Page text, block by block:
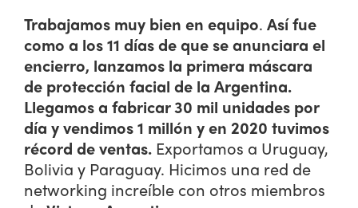
Trabajamos muy bien en equipo. Así fue
como a los 11 días de que se anunciara el
encierro, lanzamos la primera máscara
de protección facial de la Argentina.
Llegamos a fabricar 30 mil unidades por
día y vendimos 1 millón y en 2020 tuvimos
récord de ventas. Exportamos a Uruguay,
Bolivia y Paraguay. Hicimos una red de
networking increíble con otros miembros